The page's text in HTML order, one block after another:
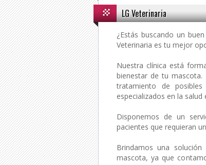
LG Veterinaria
¿Estás buscando un
Veterinaria es tu mejor
Nuestra clínica está
bienestar de tu
tratamiento de
especializados en la salud
Disponemos de un
pacientes que requieran
Brindamos una
mascota, ya que